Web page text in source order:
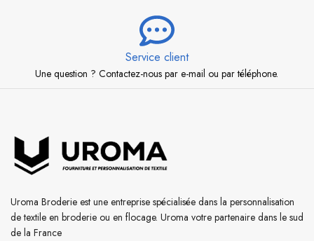
Service client
Une question ? Contactez-nous par e-mail ou par téléphone.
Uroma Broderie est une entreprise spécialisée dans la personnalisation
de textile en broderie ou en flocage. Uroma votre partenaire dans le sud
de la France